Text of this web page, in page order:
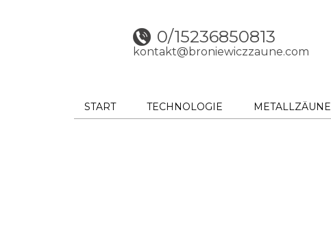
0/15236850813
kontakt@broniewiczzaune.com
START TECHNOLOGIE METALLZÄUNE